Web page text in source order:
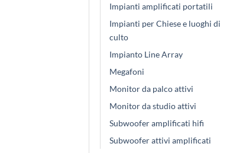
Impianti amplificati portatili
Impianti per Chiese e luoghi di
culto
Impianto Line Array
Megafoni
Monitor da palco attivi
Monitor da studio attivi
Subwoofer amplificati hifi
Subwoofer attivi amplificati